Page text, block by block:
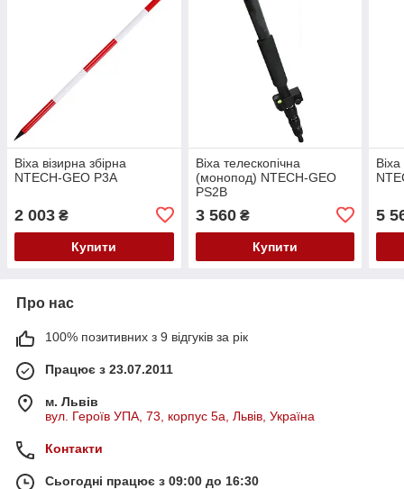
Віха візирна збірна
NTECH-GEO Р3А
2 003 ₴
Купити
Віха телескопічна
(монопод) NTECH-GEO
PS2B
3 560₴
Купити
5
Про нас
100% позитивних з 9 відгуків за рік
Працює з 23.07.2011
м. Львів
вул. Героїв УПА, 73, корпус 5а, Львів, Україна
Контакти
Сьогодні працює з 09:00 до 16:30